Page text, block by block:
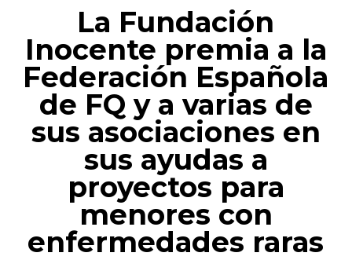
La Fundación
Inocente premia a la
Federación Española
de FQ y a varias de
sus asociaciones en
sus ayudas a
proyectos para
menores con
enfermedades raras